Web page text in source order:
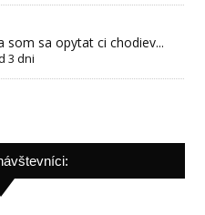
sa opytat ci chodiev...
3 dni